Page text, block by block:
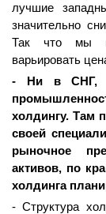
лучшие
значительно
Так что мы
варьировать
- Ни в СНГ,
холдингу. Там
своей
рыночное
активов, по
холдинга
- Структура